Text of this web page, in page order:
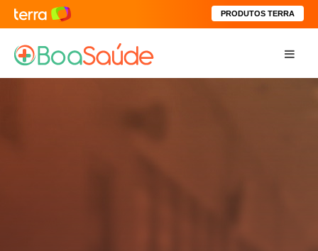
PRODUTOS TERRA